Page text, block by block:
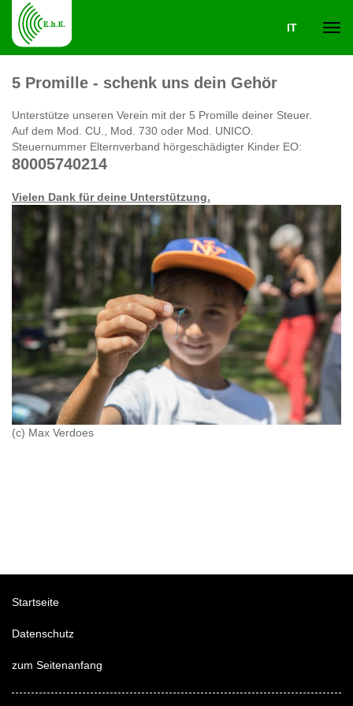
IT
5 Promille - schenk uns dein Gehör
Unterstütze unseren Verein mit der 5 Promille deiner Steuer.
Auf dem Mod. CU., Mod. 730 oder Mod. UNICO.
Steuernummer Elternverband hörgeschädigter Kinder EO:
80005740214
Vielen Dank für deine Unterstützung.
(c) Max Verdoes
Startseite
Datenschutz
zum Seitenanfang